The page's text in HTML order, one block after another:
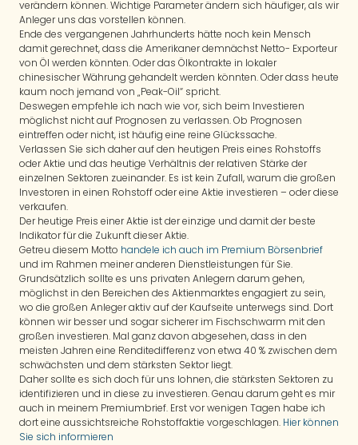
verändern können. Wichtige Parameter ändern sich häufiger, als wir
Anleger uns das vorstellen können.
Ende des vergangenen Jahrhunderts hätte noch kein Mensch
damit gerechnet, dass die Amerikaner demnächst Netto- Exporteur
von Öl werden könnten. Oder das Ölkontrakte in lokaler
chinesischer Währung gehandelt werden könnten. Oder dass heute
kaum noch jemand von „Peak-Oil“ spricht.
Deswegen empfehle ich nach wie vor, sich beim Investieren
möglichst nicht auf Prognosen zu verlassen. Ob Prognosen
eintreffen oder nicht, ist häufig eine reine Glückssache.
Verlassen Sie sich daher auf den heutigen Preis eines Rohstoffs
oder Aktie und das heutige Verhältnis der relativen Stärke der
einzelnen Sektoren zueinander. Es ist kein Zufall, warum die großen
Investoren in einen Rohstoff oder eine Aktie investieren – oder diese
verkaufen.
Der heutige Preis einer Aktie ist der einzige und damit der beste
Indikator für die Zukunft dieser Aktie.
Getreu diesem Motto handele ich auch im Premium Börsenbrief
und im Rahmen meiner anderen Dienstleistungen für Sie.
Grundsätzlich sollte es uns privaten Anlegern darum gehen,
möglichst in den Bereichen des Aktienmarktes engagiert zu sein,
wo die großen Anleger aktiv auf der Kaufseite unterwegs sind. Dort
können wir besser und sogar sicherer im Fischschwarm mit den
großen investieren. Mal ganz davon abgesehen, dass in den
meisten Jahren eine Renditedifferenz von etwa 40 % zwischen dem
schwächsten und dem stärksten Sektor liegt.
Daher sollte es sich doch für uns lohnen, die stärksten Sektoren zu
identifizieren und in diese zu investieren. Genau darum geht es mir
auch in meinem Premiumbrief. Erst vor wenigen Tagen habe ich
dort eine aussichtsreiche Rohstoffaktie vorgeschlagen. Hier können
Sie sich informieren